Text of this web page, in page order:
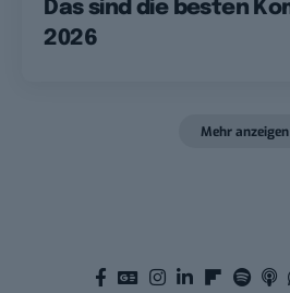
Das sind die besten
2026
Mehr anzeigen